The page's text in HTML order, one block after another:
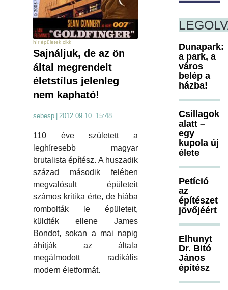
hír épületek cikk
Sajnáljuk, de az ön
által megrendelt
életstílus jelenleg
nem kapható!
sebesp 2012.09.10. 15:48
110 éve született a
leghíresebb magyar
brutalista építész. A huszadik
század második felében
megvalósult épületeit
számos kritika érte, de hiába
rombolták le épületeit,
küldték ellene James
Bondot, sokan a mai napig
áhítják az általa
megálmodott radikális
modern életformát.
Dunapark:
a park, a
város
belép a
házba!
Csillagok
alatt –
egy
kupola új
élete
Petíció
az
építészet
jövőjéért
Elhunyt
Dr. Bitó
János
építész